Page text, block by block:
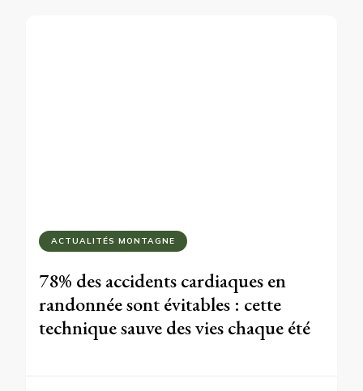
ACTUALITÉS MONTAGNE
78% des accidents cardiaques en
randonnée sont évitables : cette
technique sauve des vies chaque été